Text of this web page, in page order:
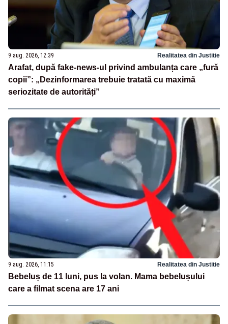
9 aug. 2026, 12:39 Realitatea din Justitie
Arafat, după fake-news-ul privind ambulanța care „fură
copii”: „Dezinformarea trebuie tratată cu maximă
seriozitate de autorități”
9 aug. 2026, 11:15 Realitatea din Justitie
Bebeluș de 11 luni, pus la volan. Mama bebelușului
care a filmat scena are 17 ani